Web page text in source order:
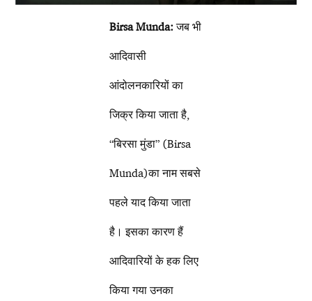
Birsa Munda:जब भी
आदिवासी
आंदोलनकारियों का
जिक्र किया जाता है,
“बिरसा मुंडा” (Birsa
Munda)का नाम सबसे
पहले याद किया जाता
है। इसका कारण हैं
आदिवारियों के हक लिए
किया गया उनका